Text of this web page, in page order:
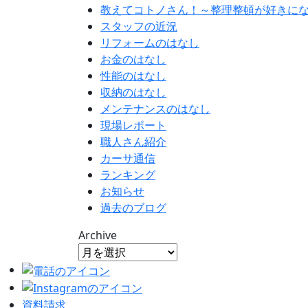
教えてコトノさん！～整理整頓が好きに
スタッフの近況
リフォームのはなし
お金のはなし
性能のはなし
収納のはなし
メンテナンスのはなし
現場レポート
職人さん紹介
カーサ通信
ランキング
お知らせ
過去のブログ
Archive
資料請求